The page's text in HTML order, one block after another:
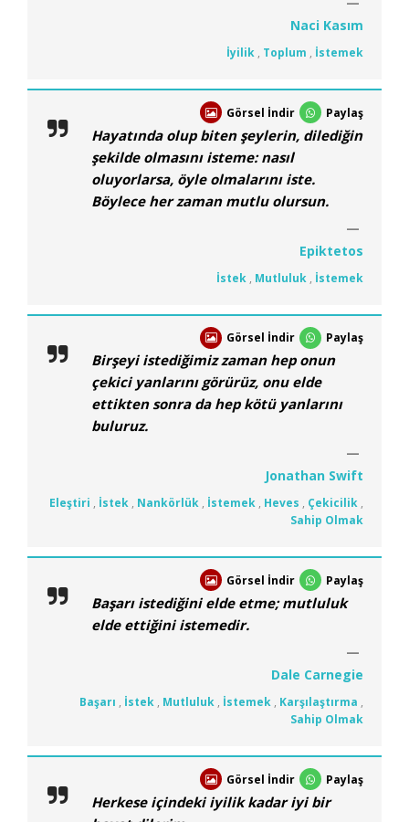
Naci Kasım
İyilik , Toplum , İstemek
Görsel İndir Paylaş
Hayatında olup biten şeylerin, dilediğin
şekilde olmasını isteme: nasıl
oluyorlarsa, öyle olmalarını iste.
Böylece her zaman mutlu olursun.
Epiktetos
İstek , Mutluluk , İstemek
Görsel İndir Paylaş
Birşeyi istediğimiz zaman hep onun
çekici yanlarını görürüz, onu elde
ettikten sonra da hep kötü yanlarını
buluruz.
Jonathan Swift
Eleştiri , İstek , Nankörlük , İstemek , Heves , Çekicilik ,
Sahip Olmak
Görsel İndir Paylaş
Başarı istediğini elde etme; mutluluk
elde ettiğini istemedir.
Dale Carnegie
Başarı , İstek , Mutluluk , İstemek , Karşılaştırma ,
Sahip Olmak
Görsel İndir Paylaş
Herkese içindeki iyilik kadar iyi bir